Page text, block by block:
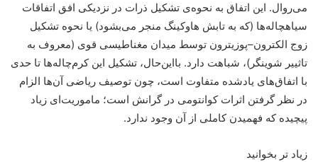
می‌روال. این اتفاق به نحوه‌ی تشکیل ذرات در نزدیکی افق اتفاقات
سیاهچاله‌ها (که به تابش هاوکینگ منجر می‌بشود) یا نحوه تشکیل
زوج الکترون–پوزیترون توسط میدان مغناطیسی قوی (معروف به
تاثییر شوینگر)، شباهت دارد. با‌این‌حال، تشکیل این کرم‌چاله‌ها تا حدی
با اتفاق‌های یادشده متفاوت است، چون توصیف ریاضی آن‌ها الزام
در نظر گرفتن اثرات کوانتومی در گرانش است؛ ماموریت‌ای زیاد
پیچیده که فهمیدن کاملی از آن وجود ندارد.
زیاد تر بخوانید